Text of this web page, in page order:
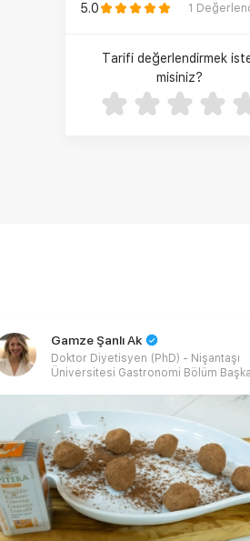
5.0 1
Tarifi değerlendirmek
misiniz?
Gamze Şanlı Ak
Doktor Diyetisyen (PhD) - Nişantaşı
Üniversitesi Gastronomi Bölüm